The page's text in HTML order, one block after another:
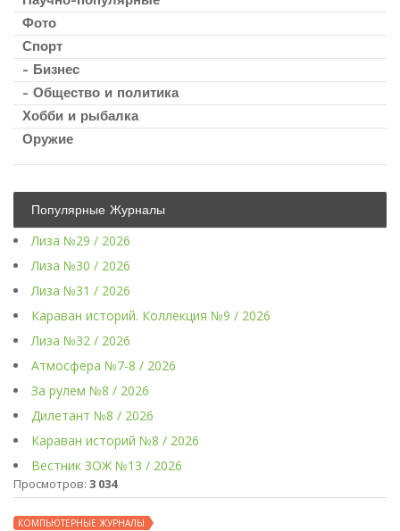
Фото
Спорт
- Бизнес
- Общество и политика
Хобби и рыбалка
Оружие
Популярные Журналы
Лиза №29 / 2026
Лиза №30 / 2026
Лиза №31 / 2026
Караван историй. Коллекция №9 / 2026
Лиза №32 / 2026
Атмосфера №7-8 / 2026
За рулем №8 / 2026
Дилетант №8 / 2026
Караван историй №8 / 2026
Вестник ЗОЖ №13 / 2026
Просмотров: 3 034
КОМПЬЮТЕРНЫЕ ЖУРНАЛЫ